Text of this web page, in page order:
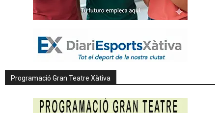
Programació Gran Teatre Xàtiva